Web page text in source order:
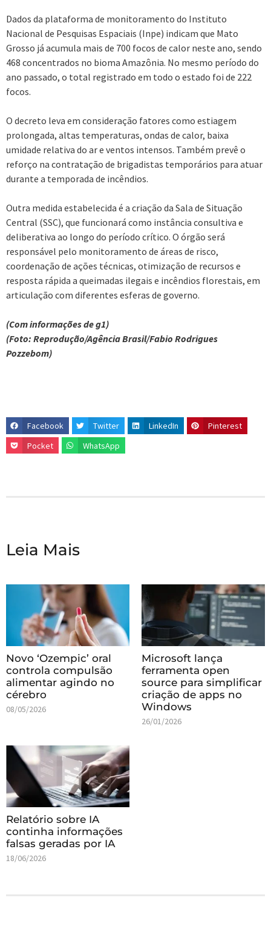
Dados da plataforma de monitoramento do Instituto
Nacional de Pesquisas Espaciais (Inpe) indicam que Mato
Grosso já acumula mais de 700 focos de calor neste ano, sendo
468 concentrados no bioma Amazônia. No mesmo período do
ano passado, o total registrado em todo o estado foi de 222
focos.
O decreto leva em consideração fatores como estiagem
prolongada, altas temperaturas, ondas de calor, baixa
umidade relativa do ar e ventos intensos. Também prevê o
reforço na contratação de brigadistas temporários para atuar
durante a temporada de incêndios.
Outra medida estabelecida é a criação da Sala de Situação
Central (SSC), que funcionará como instância consultiva e
deliberativa ao longo do período crítico. O órgão será
responsável pelo monitoramento de áreas de risco,
coordenação de ações técnicas, otimização de recursos e
resposta rápida a queimadas ilegais e incêndios florestais, em
articulação com diferentes esferas de governo.
(Com informações de g1)
(Foto: Reprodução/Agência Brasil/Fabio Rodrigues
Pozzebom)
Facebook Twitter LinkedIn
Pinterest
Pocket
WhatsApp
Leia Mais
Novo ‘Ozempic’ oral
controla compulsão
alimentar agindo no
cérebro
08/05/2026
Microsoft lança
ferramenta open
source para simplificar
criação de apps no
Windows
26/01/2026
Relatório sobre IA
continha informações
falsas geradas por IA
18/06/2026